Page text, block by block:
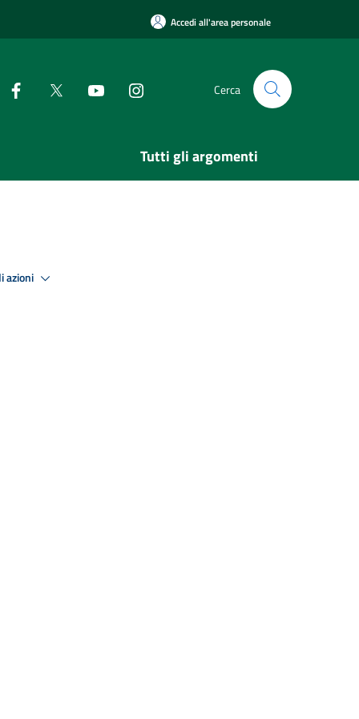
Accedi all'area personale
Cerca
Tutti gli argomenti
azioni